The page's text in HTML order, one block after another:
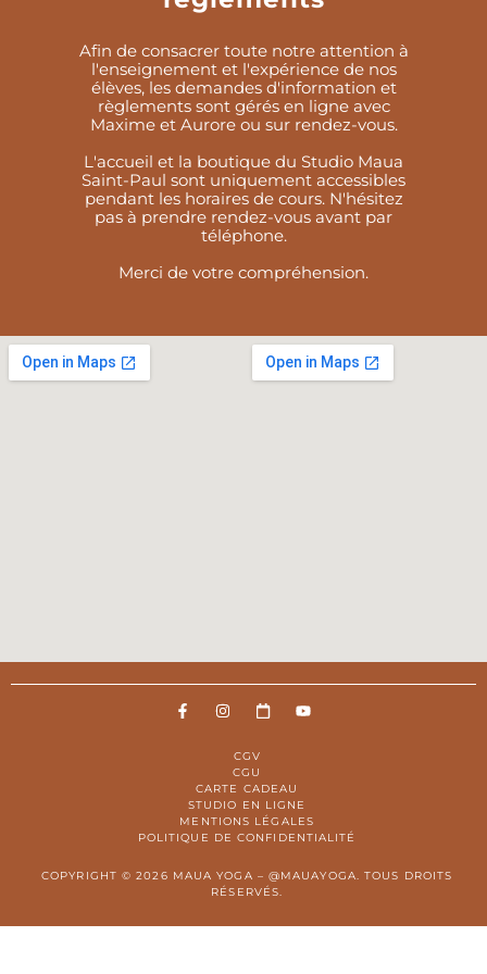
Afin de consacrer toute notre attention à
l'enseignement et l'expérience de nos
élèves, les demandes d'information et
règlements sont gérés en ligne avec
Maxime et Aurore ou sur rendez-vous.
L'accueil et la boutique du Studio Maua
Saint-Paul sont uniquement accessibles
pendant les horaires de cours. N'hésitez
pas à prendre rendez-vous avant par
téléphone.
Merci de votre compréhension.
CGV
CGU
CARTE CADEAU
STUDIO EN LIGNE
MENTIONS LÉGALES
POLITIQUE DE CONFIDENTIALITÉ
COPYRIGHT © 2026 MAUA YOGA – @MAUAYOGA. TOUS DROITS
RÉSERVÉS.